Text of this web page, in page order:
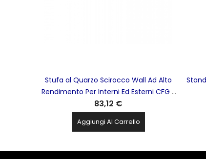
Stufa al Quarzo Scirocco Wall Ad Alto
Rendimento Per Interni Ed Esterni CFG -
ER019
83,12 €
Aggiungi Al Carrello